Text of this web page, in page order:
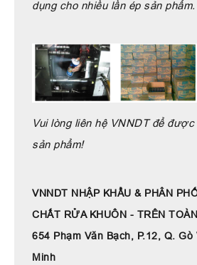
dụng cho nhiều lần ép sản phẩm.
Vui lòng liên hệ VNNDT để
sản phẩm!
VNNDT NHẬP KHẨU & PHÂN
CHẤT RỬA KHUÔN - TRÊN
654 Phạm Văn Bạch, P.12, Q. Gò
Minh